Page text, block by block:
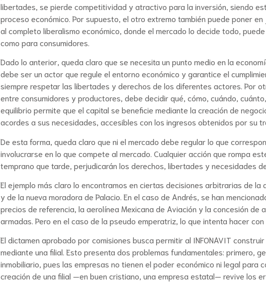
libertades, se pierde competitividad y atractivo para la inversión, siendo
proceso económico. Por supuesto, el otro extremo también puede poner
al completo liberalismo económico, donde el mercado lo decide todo,
como para consumidores.
Dado lo anterior, queda claro que se necesita un punto medio en la
debe ser un actor que regule el entorno económico y garantice el
siempre respetar las libertades y derechos de los diferentes actores. Por
entre consumidores y productores, debe decidir qué, cómo, cuándo,
equilibrio permite que el capital se beneficie mediante la creación de
acordes a sus necesidades, accesibles con los ingresos obtenidos por su
De esta forma, queda claro que ni el mercado debe regular lo que
involucrarse en lo que compete al mercado. Cualquier acción que rompa
temprano que tarde, perjudicarán los derechos, libertades y necesidades
El ejemplo más claro lo encontramos en ciertas decisiones arbitrarias de la
y de la nueva moradora de Palacio. En el caso de Andrés, se han
precios de referencia, la aerolínea Mexicana de Aviación y la concesión de
armadas. Pero en el caso de la pseudo emperatriz, lo que intenta hacer con
El dictamen aprobado por comisiones busca permitir al INFONAVIT
mediante una filial. Esto presenta dos problemas fundamentales: primero,
inmobiliario, pues las empresas no tienen el poder económico ni legal para
creación de una filial —en buen cristiano, una empresa estatal— revive los